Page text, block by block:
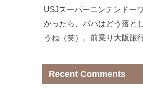
USJスーパーニンテンドー
かったら、パパはどう落と
うね（笑）。前乗り大阪旅
Recent Comments